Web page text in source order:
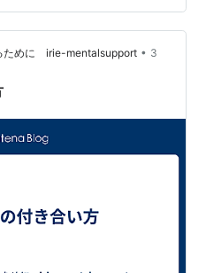
てしまっています。 家庭と
「親という一番身近な人の
観」が無意識に「自分自身
」に影響…
ために irie-mentalsupport • 3